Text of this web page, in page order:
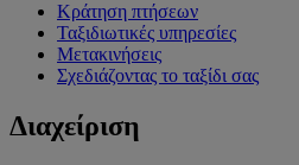
Κράτηση πτήσεων
Ταξιδιωτικές υπηρεσίες
Μετακινήσεις
Σχεδιάζοντας το ταξίδι σας
Διαχείριση